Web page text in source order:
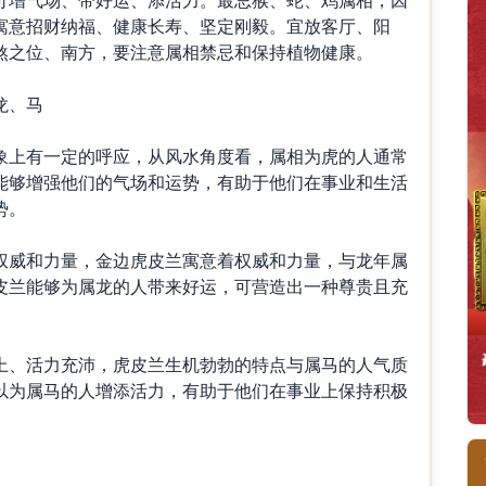
招财纳福、健康长寿、坚定刚毅。宜放客厅、阳
位、南方，要注意属相禁忌和保持植物健康。
马
一定的呼应，从风水角度看，属相为虎的人通常
增强他们的气场和运势，有助于他们在事业和生活
力量，金边虎皮兰寓意着权威和力量，与龙年属
能够为属龙的人带来好运，可营造出一种尊贵且充
力充沛，虎皮兰生机勃勃的特点与属马的人气质
属马的人增添活力，有助于他们在事业上保持积极